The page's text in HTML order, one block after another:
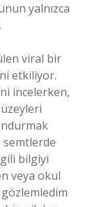
yalnızca
viral bir
etkiliyor.
incelerken,
semtlerde
bilgiyi
veya okul